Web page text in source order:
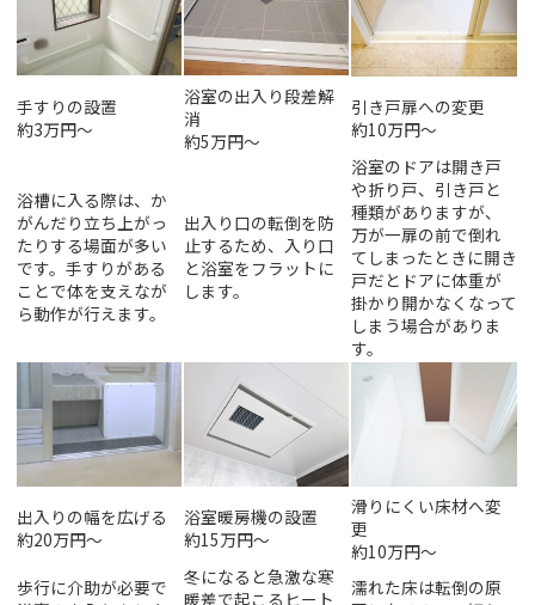
手すりの設置
約3万円～
浴室の出入り段差解
消
約5万円～
引き戸扉への変更
約10万円～
浴槽に入る際は、か
がんだり立ち上がっ
たりする場面が多い
です。手すりがある
ことで体を支えなが
ら動作が行えます。
出入り口の転倒を防
止するため、入り口
と浴室をフラットに
します。
浴室のドアは開き戸
や折り戸、引き戸と
種類がありますが、
万が一扉の前で倒れ
てしまったときに開き
戸だとドアに体重が
掛かり開かなくなって
しまう場合がありま
す。
出入りの幅を広げる
約20万円～
浴室暖房機の設置
約15万円～
滑りにくい床材へ変
更
約10万円～
歩行に介助が必要で
冬になると急激な寒
暖差で起こるヒート
濡れた床は転倒の原